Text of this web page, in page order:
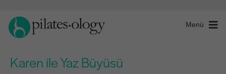
Menü
Karen ile Yaz Büyüsü